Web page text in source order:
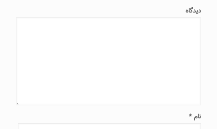
دیدگاه
نام *